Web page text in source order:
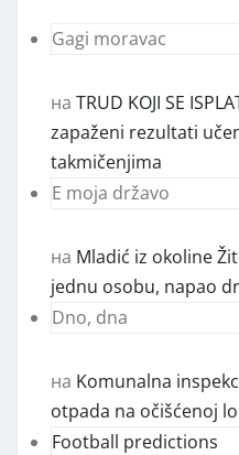
Gagi moravac
на TRUD KOJI SE
zapaženi rezultati
takmičenjima
E moja državo
на Mladić iz okoline
jednu osobu, napao
Dno, dna
на Komunalna
otpada na očišćenoj
Football predictions